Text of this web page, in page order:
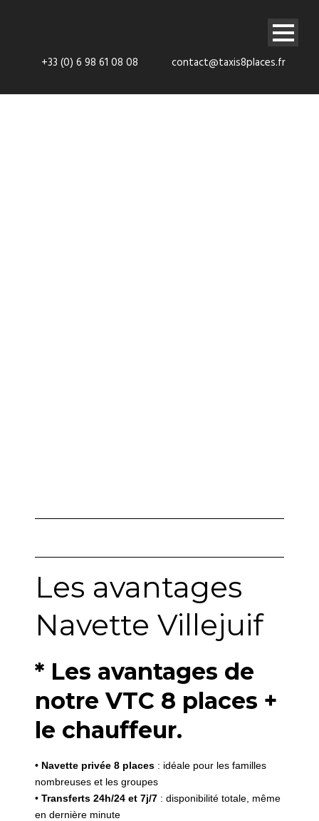
+33 (0) 6 98 61 08 08 contact@taxis8places.fr
Les avantages
Navette Villejuif
* Les avantages de
notre VTC 8 places +
le chauffeur.
• Navette privée 8 places : idéale pour les familles
nombreuses et les groupes
• Transferts 24h/24 et 7j/7 : disponibilité totale, même
en dernière minute